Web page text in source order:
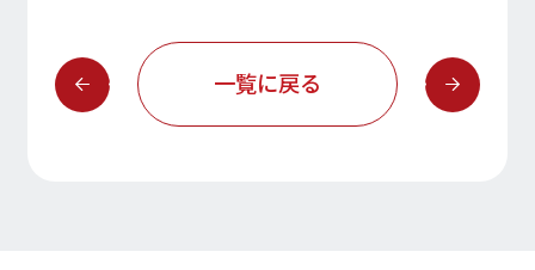
一覧に戻る